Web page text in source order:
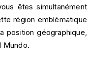
êtes simultanément
région emblématique
position géographique,
Mundo.